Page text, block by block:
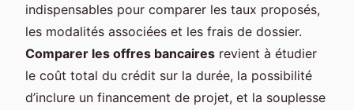
indispensables pour comparer les taux proposés,
les modalités associées et les frais de dossier.
Comparer les offres bancaires revient à étudier
le coût total du crédit sur la durée, la possibilité
d’inclure un financement de projet, et la souplesse